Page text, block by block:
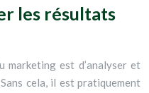
les résultats
marketing est d’analyser et
cela, il est pratiquement